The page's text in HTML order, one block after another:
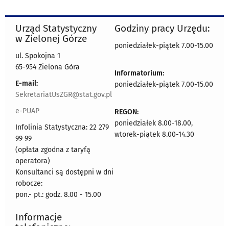
Urząd Statystyczny
w Zielonej Górze
ul. Spokojna 1
65-954 Zielona Góra
E-mail:
SekretariatUsZGR@stat.gov.pl
e-PUAP
Infolinia Statystyczna: 22 279
99 99
(opłata zgodna z taryfą
operatora)
Konsultanci są dostępni w dni
robocze:
pon.- pt.: godz. 8.00 - 15.00
Godziny pracy Urzędu:
poniedziałek-piątek 7.00-15.00
Informatorium:
poniedziałek-piątek 7.00-15.00
REGON:
poniedziałek 8.00-18.00,
wtorek-piątek 8.00-14.30
Informacje